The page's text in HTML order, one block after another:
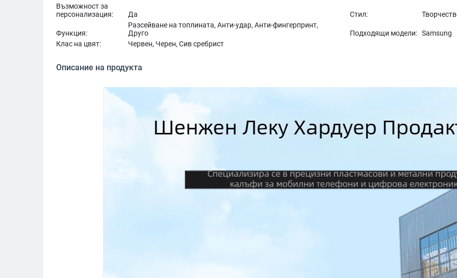
Възможност за
персонализация:
Да Стил:
Функция:
Разсейване на топлината, Анти-удар, Анти-фингерпринт,
Друго
Подходящи модели: Samsung
Клас на цвят:
Червен, Черен, Сив сребрист
Описание на продукта